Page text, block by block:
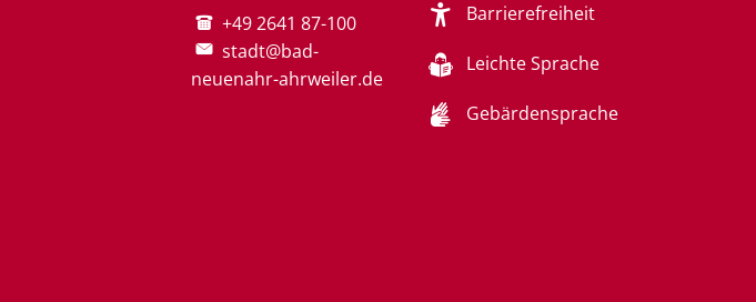
+49 2641 87-100
stadt@bad-
neuenahr-ahrweiler.de
Barrierefreiheit
Leichte Sprache
Gebärdensprache